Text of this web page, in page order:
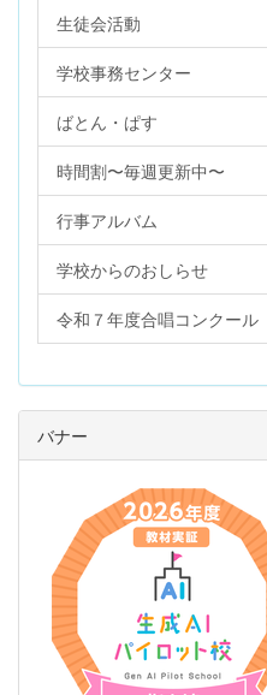
生徒会活動
学校事務センター
ばとん・ぱす
時間割〜毎週更新中〜
行事アルバム
学校からのおしらせ
令和７年度合唱コンクール
バナー